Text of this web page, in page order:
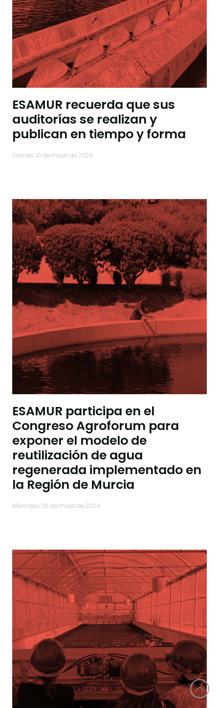
ESAMUR recuerda que sus
auditorías se realizan y
publican en tiempo y forma
viernes, 10 de mayo de 2024
ESAMUR participa en el
Congreso Agroforum para
exponer el modelo de
reutilización de agua
regenerada implementado en
la Región de Murcia
miércoles, 08 de mayo de 2024